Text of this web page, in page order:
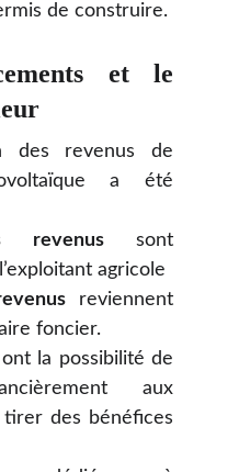
de construire.
et le
des revenus de
a été
revenussont
agricole
reviennent
foncier.
la possibilité de
aux
des bénéfices